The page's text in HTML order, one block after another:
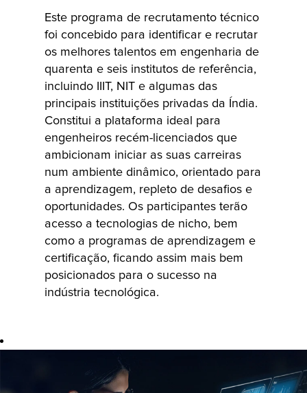
dinâmico.
e desenvolver
talentos com
elevado
potencial, este
programa
oferece aos
participantes a
oportunidade
de trabalharem
em projetos de
grande impacto
e de adquirirem
experiência
inestimável na
indústria. Os
tecnologias de
Este programa de recrutamento técnico
foi concebido para identificar e recrutar
os melhores talentos em engenharia de
quarenta e seis institutos de referência,
incluindo IIIT, NIT e algumas das
principais instituições privadas da Índia.
Constitui a plataforma ideal para
engenheiros recém-licenciados que
ambicionam iniciar as suas carreiras
num ambiente dinâmico, orientado para
a aprendizagem, repleto de desafios e
oportunidades. Os participantes terão
acesso a tecnologias de nicho, bem
como a programas de aprendizagem e
certificação, ficando assim mais bem
posicionados para o sucesso na
indústria tecnológica.